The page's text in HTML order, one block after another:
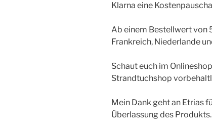
Klarna eine
Ab einem Bestellwert von
Frankreich, Niederlande
Schaut euch im
Strandtuchshop
Mein Dank geht an Etrias
Überlassung des Produkts.